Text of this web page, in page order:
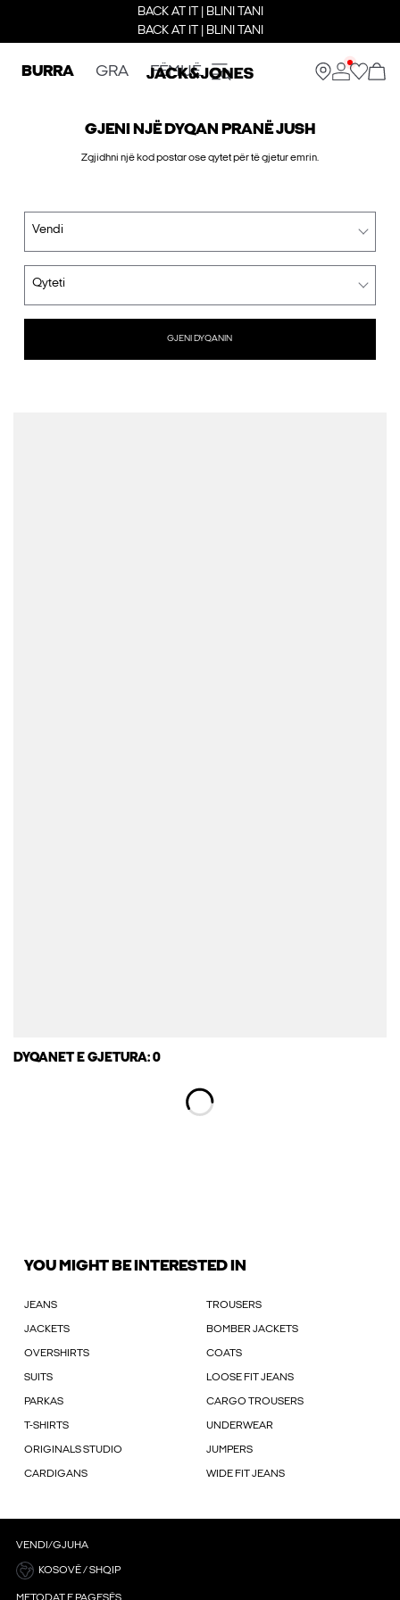
BACK AT IT | BLINI TANI
BACK AT IT | BLINI TANI
BURRA GRA FËMIJË
GJENI NJË DYQAN PRANË JUSH
Zgjidhni një kod postar ose qytet për të gjetur emrin.
Vendi
Qyteti
GJENI DYQANIN
DYQANET E GJETURA: 0
YOU MIGHT BE INTERESTED IN
JEANS TROUSERS
JACKETS BOMBER JACKETS
OVERSHIRTS COATS
SUITS LOOSE FIT JEANS
PARKAS CARGO TROUSERS
T-SHIRTS UNDERWEAR
ORIGINALS STUDIO JUMPERS
CARDIGANS WIDE FIT JEANS
VENDI/GJUHA
KOSOVË / SHQIP